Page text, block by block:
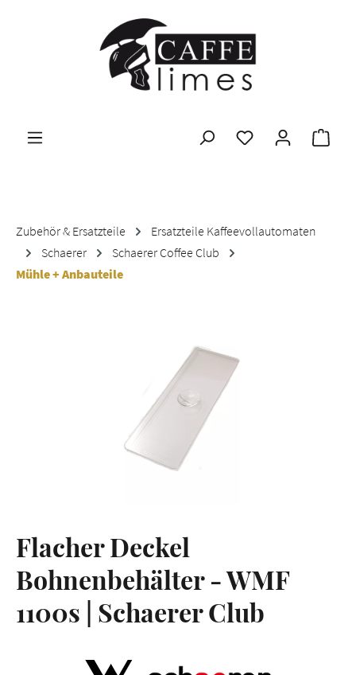
Zum Hauptinhalt springen
Zubehör & Ersatzteile
Ersatzteile Kaffeevollautomaten
Schaerer
Schaerer Coffee Club
Mühle + Anbauteile
Flacher Deckel
Bohnenbehälter - WMF
1100s | Schaerer Club